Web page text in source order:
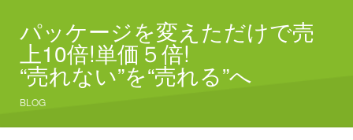
パッケージを変えただけで売
上10倍!単価５倍!
“売れない”を“売れる”へ
BLOG